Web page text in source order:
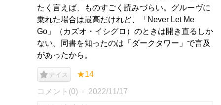
たく言えば、ものすごく読みづらい。グルーヴに
乗れた場合は最高だけれど、「Never Let Me
Go」（カズオ・イシグロ）のときは開き直るしか
ない。同書を知ったのは「ダークタワー」で言及
があったから。
ナイス ★14
コメント(0) 2022/11/17